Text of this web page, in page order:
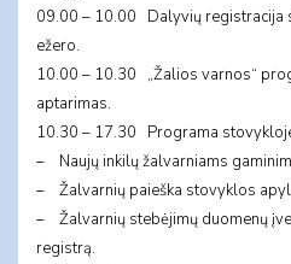
09.00 – 10.00 Dalyvių registracija
ežero.
10.00 – 10.30 „Žalios varnos“
aptarimas.
10.30 – 17.30 Programa
– Naujų inkilų žalvarniams
– Žalvarnių paieška stovyklos
– Žalvarnių stebėjimų duomenų
registrą.